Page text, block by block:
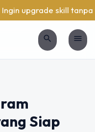
upgrade skill tanpa
search menu
Siap